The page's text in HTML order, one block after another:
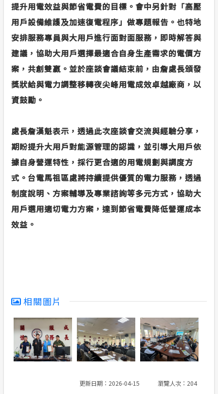
提升用電效益與節省電費的目標。會中另針對「高壓
用戶設備維護及加速復電程序」做專題報告。也特地
安排服務專員與大用戶進行面對面服務，即時解答與
建議，協助大用戶選擇最適合自身生產需求的電價方
案，共創雙贏。並於座談會議結束前，由詹處長頒發
獎狀給與電力調整移轉夜尖峰用電成效卓越廠商，以
資鼓勵。
處長詹漢魁表示，透過此次座談會交流與經驗分享，
期盼提升大用戶對能源管理的認識，並引導大用戶依
據自身營運特性，採行更合適的用電規劃與調度方
式。台電馬祖區處將持續提供優質的電力服務，透過
制度說明、方案輔導及專業諮詢等多元方式，協助大
用戶選用適切電力方案，達到節省電費降低營運成本
效益。
相關圖片
更新日期：2026-04-15 瀏覽人次：204